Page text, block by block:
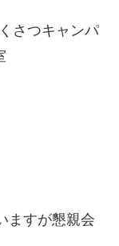
さつキャンパ
ますが懇親会